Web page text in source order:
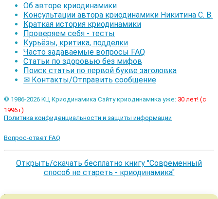
Об авторе криодинамики
Консультации автора криодинамики Никитина С. В.
Краткая история криодинамики
Проверяем себя - тесты
Курьёзы, критика, подделки
Часто задаваемые вопросы FAQ
Статьи по здоровью без мифов
Поиск статьи по первой букве заголовка
✉ Контакты/Отправить сообщение
© 1986-2026 КЦ Криодинамика Сайту криодинамика уже: 30 лет! (с
1996 г)
Политика конфиденциальности и защиты информации
Вопрос-ответ FAQ
Открыть/скачать бесплатно книгу "Современный
способ не стареть - криодинамика"